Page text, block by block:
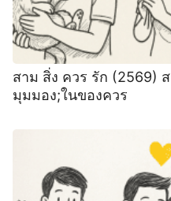
สาม สิ่ง ควร รัก (2569)
มุมมอง;ในของควร